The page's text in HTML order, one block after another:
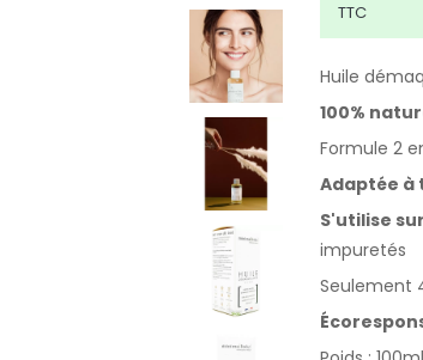
TTC
Huile
100%
Formule 2
Adaptée à
S'utilise
impuretés
Seulement